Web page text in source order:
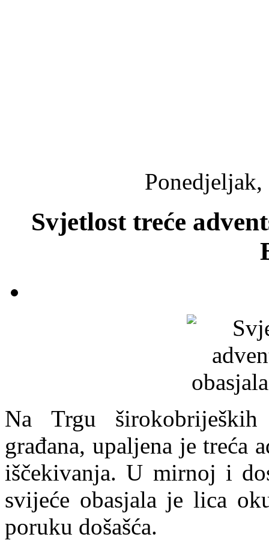
Svjetlost treće
Na Trgu
građana, upaljena je treća
iščekivanja. U mirnoj i
svijeće obasjala je lica
poruku došašća.